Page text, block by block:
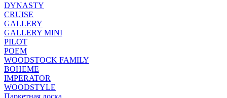
DYNASTY
CRUISE
GALLERY
GALLERY MINI
PILOT
POEM
WOODSTOCK FAMILY
BOHEME
IMPERATOR
WOODSTYLE
Паркетная доска